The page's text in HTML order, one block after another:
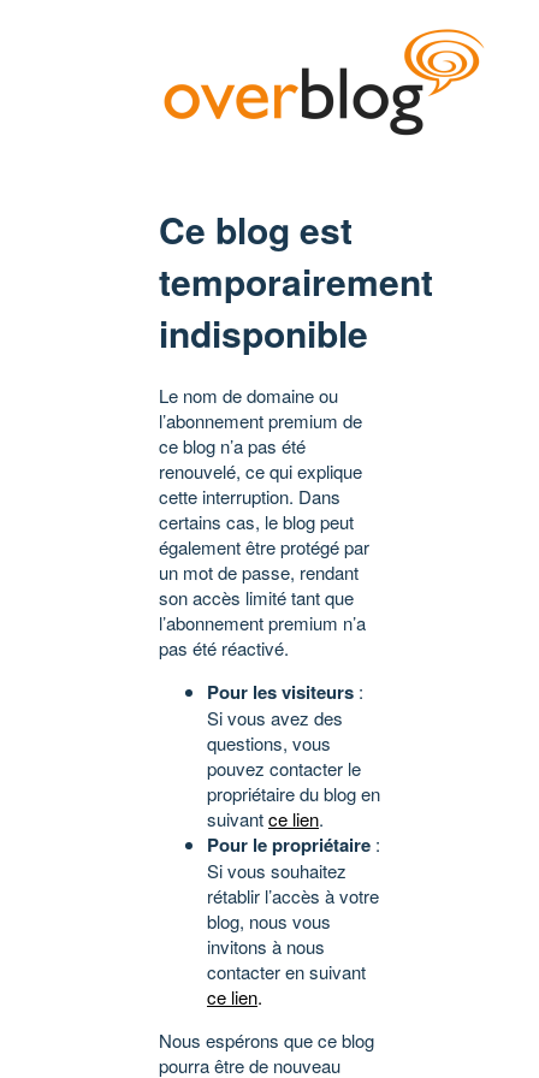
Ce blog est
temporairement
indisponible
Le nom de domaine ou
l’abonnement premium de
ce blog n’a pas été
renouvelé, ce qui explique
cette interruption. Dans
certains cas, le blog peut
également être protégé par
un mot de passe, rendant
son accès limité tant que
l’abonnement premium n’a
pas été réactivé.
Pour les visiteurs :
Si vous avez des
questions, vous
pouvez contacter le
propriétaire du blog en
suivantce lien.
Pour le propriétaire :
Si vous souhaitez
rétablir l’accès à votre
blog, nous vous
invitons à nous
contacter en suivant
ce lien.
Nous espérons que ce blog
pourra être de nouveau